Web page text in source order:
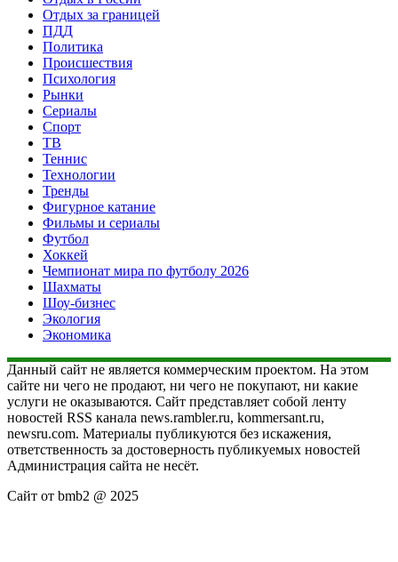
Отдых за границей
ПДД
Политика
Происшествия
Психология
Рынки
Сериалы
Спорт
ТВ
Теннис
Технологии
Тренды
Фигурное катание
Фильмы и сериалы
Футбол
Хоккей
Чемпионат мира по футболу 2026
Шахматы
Шоу-бизнес
Экология
Экономика
Данный сайт не является коммерческим проектом. На этом
сайте ни чего не продают, ни чего не покупают, ни какие
услуги не оказываются. Сайт представляет собой ленту
новостей RSS канала news.rambler.ru, kommersant.ru,
newsru.com. Материалы публикуются без искажения,
ответственность за достоверность публикуемых новостей
Администрация сайта не несёт.
Сайт от bmb2 @ 2025